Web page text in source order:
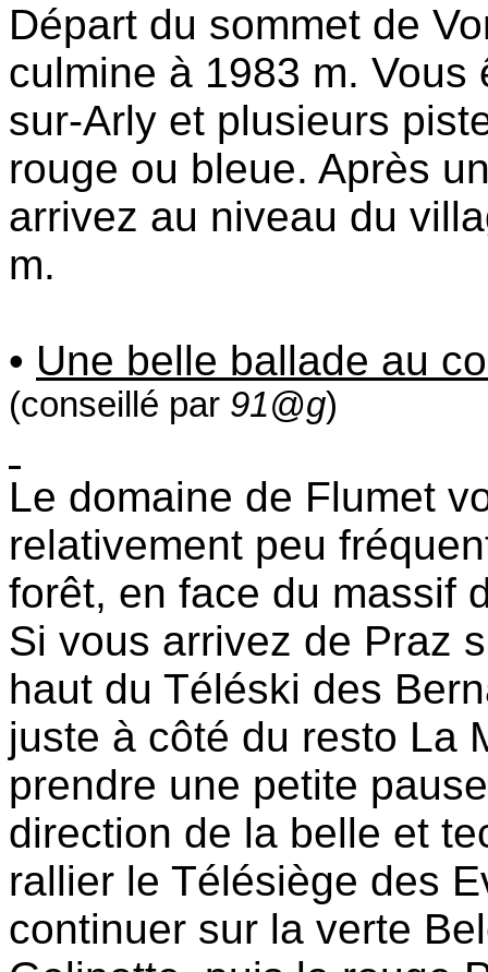
Départ du sommet de
culmine à 1983 m.
sur-Arly et plusieurs
rouge ou bleue. Après
arrivez au niveau du
m.
• Une belle ballade au
(conseillé par 91@g)
Le domaine de Flumet
relativement peu
forêt, en face du massif
Si vous arrivez de Praz
haut du Téléski des
juste à côté du resto La
prendre une petite
direction de la belle et
rallier le Télésiège des
continuer sur la verte